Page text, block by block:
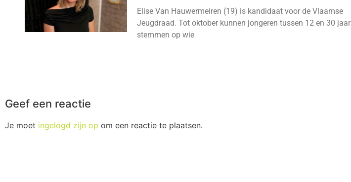
Elise Van Hauwermeiren (19) is kandidaat voor de Vlaamse
Jeugdraad. Tot oktober kunnen jongeren tussen 12 en 30 jaar
stemmen op wie
Geef een reactie
Je moet ingelogd zijn op om een reactie te plaatsen.